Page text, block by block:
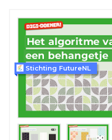
Stichting FutureNL